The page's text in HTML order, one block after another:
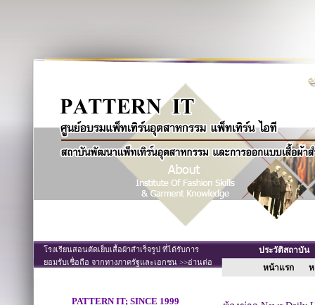
โรงเรียนสอนตัดเย็บเสื้อผ้าสำเร็จรูป ที่ได้รับการ
ยอมรับเชื่อถือ จากทางภาครัฐและเอกชน >>อ่านต่อ
ประวัติสถาบัน
หน้าแรก
ห
PATTERN IT; SINCE 1999